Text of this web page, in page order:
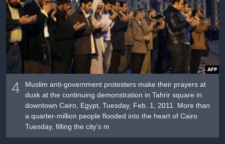
4
Muslim anti-government protesters make their prayers at
dusk at the continuing demonstration in Tahrir square in
downtown Cairo, Egypt, Tuesday, Feb. 1, 2011. More than
a quarter-million people flooded into the heart of Cairo
Tuesday, filling the city's m